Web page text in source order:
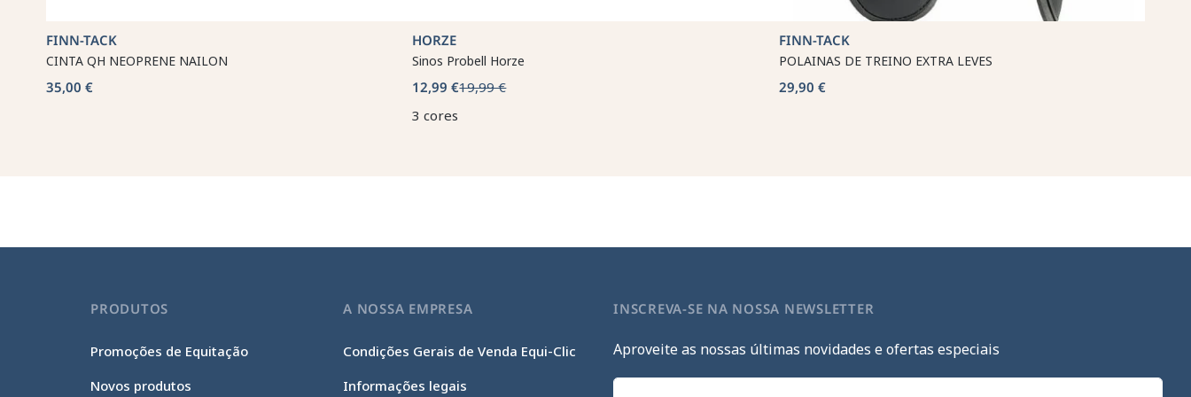
FINN-TACK
CINTA QH NEOPRENE NAILON
35,00 €
HORZE
Sinos Probell Horze
12,99 €19,99 €
3 cores
FINN-TACK
POLAINAS DE TREINO EXTRA LEVES
29,90 €
PRODUTOS
Promoções de Equitação
Novos produtos
A NOSSA EMPRESA
Condições Gerais de Venda Equi-Clic
Informações legais
INSCREVA-SE NA NOSSA NEWSLETTER
Aproveite as nossas últimas novidades e ofertas especiais